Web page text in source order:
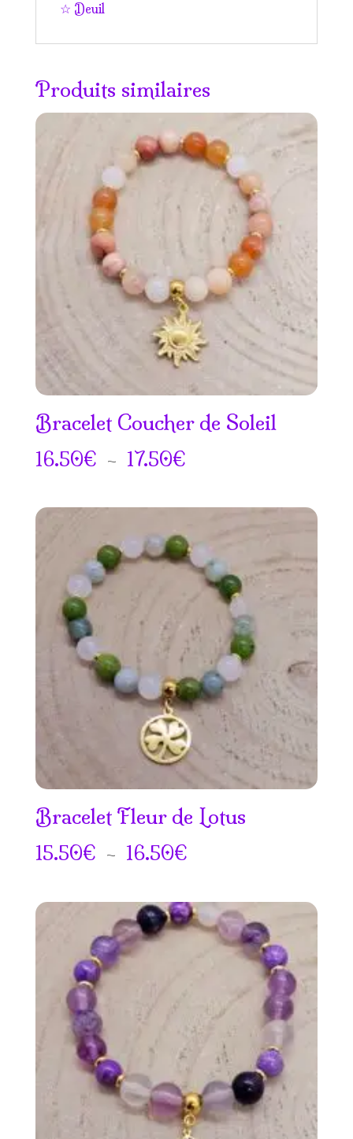
☆ Deuil
Produits similaires
Bracelet Coucher de Soleil
16.50€ – 17.50€Plage
16.50€
17.50€
Bracelet Fleur de Lotus
15.50€ – 16.50€Plage
prix :
15.50€
16.50€